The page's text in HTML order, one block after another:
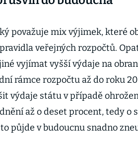
považuje mix výjimek, které
veřejných rozpočtů.
vyjímat vyšší výdaje na
rámce rozpočtu až do roku
výdaje státu v případě
až o deset procent, tedy o
půjde v budoucnu snadno